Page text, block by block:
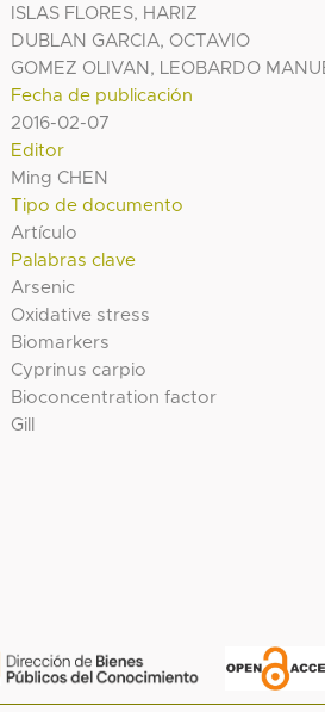
ISLAS FLORES, HARIZ
DUBLAN GARCIA, OCTAVIO
GOMEZ OLIVAN, LEOBARDO
Fecha de publicación
2016-02-07
Editor
Ming CHEN
Tipo de documento
Artículo
Palabras clave
Arsenic
Oxidative stress
Biomarkers
Cyprinus carpio
Bioconcentration factor
Gill